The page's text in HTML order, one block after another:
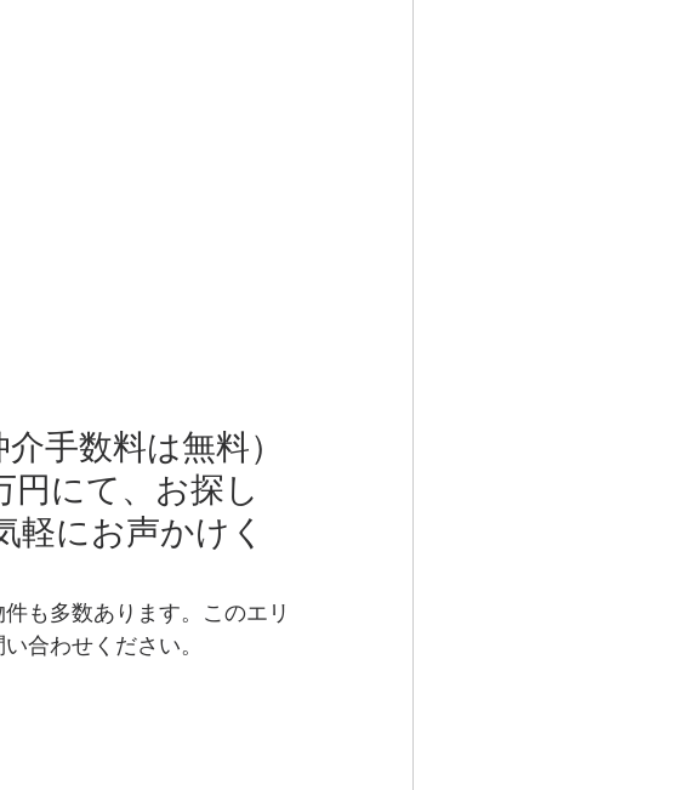
手数料は無料）
にて、お探し
にお声かけく
も多数あります。このエリ
合わせください。